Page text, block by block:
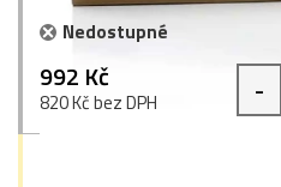
Nedostupné
992 Kč
820 Kč bez DPH -